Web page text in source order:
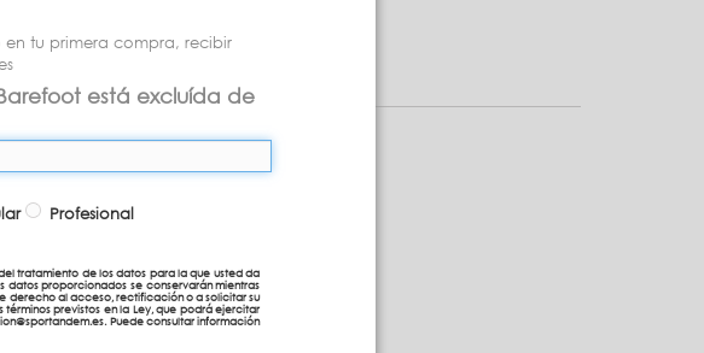
en tu primera compra, recibir
está excluída de
Profesional
del tratamiento de los datos para la que usted da
datos proporcionados se conservarán mientras
derecho al acceso, rectificación o a solicitar su
previstos en la Ley, que podrá ejercitar
Puede consultar información